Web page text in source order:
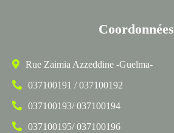
Coordonnées
Rue Zaimia Azzeddine -Guelma-
037100191 / 037100192
037100193/ 037100194
037100195/ 037100196